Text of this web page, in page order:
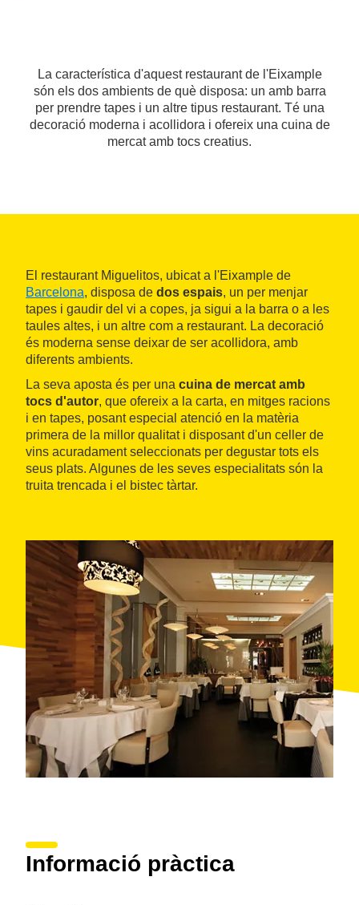
La característica d'aquest restaurant de l'Eixample
són els dos ambients de què disposa: un amb barra
per prendre tapes i un altre tipus restaurant. Té una
decoració moderna i acollidora i ofereix una cuina de
mercat amb tocs creatius.
El restaurant Miguelitos, ubicat a l'Eixample de
Barcelona, disposa de dos espais, un per menjar
tapes i gaudir del vi a copes, ja sigui a la barra o a les
taules altes, i un altre com a restaurant. La decoració
és moderna sense deixar de ser acollidora, amb
diferents ambients.
La seva aposta és per una cuina de mercat amb
tocs d'autor, que ofereix a la carta, en mitges racions
i en tapes, posant especial atenció en la matèria
primera de la millor qualitat i disposant d'un celler de
vins acuradament seleccionats per degustar tots els
seus plats. Algunes de les seves especialitats són la
truita trencada i el bistec tàrtar.
Informació pràctica